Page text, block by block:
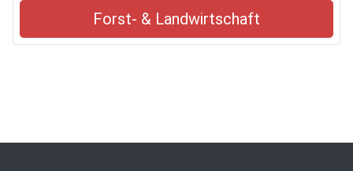
Forst- & Landwirtschaft